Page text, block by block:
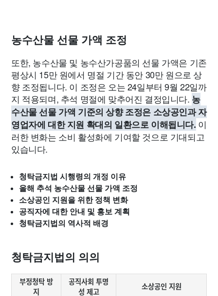
농수산물 선물 가액 조정
또한, 농수산물 및 농수산가공품의 선물 가액은 기존
평상시 15만 원에서 명절 기간 동안 30만 원으로 상
향 조정됩니다. 이 조정은 오는 24일부터 9월 22일까
지 적용되며, 추석 명절에 맞추어진 결정입니다. 농
수산물 선물 가액 기준의 상향 조정은 소상공인과 자
영업자에 대한 지원 확대의 일환으로 이해됩니다. 이
러한 변화는 소비 활성화에 기여할 것으로 기대되고
있습니다.
청탁금지법 시행령의 개정 이유
올해 추석 농수산물 선물 가액 조정
소상공인 지원을 위한 정책 변화
공직자에 대한 안내 및 홍보 계획
청탁금지법의 역사적 배경
청탁금지법의 의의
부정청탁 방
지
공직사회 투명
성 제고
소상공인 지원